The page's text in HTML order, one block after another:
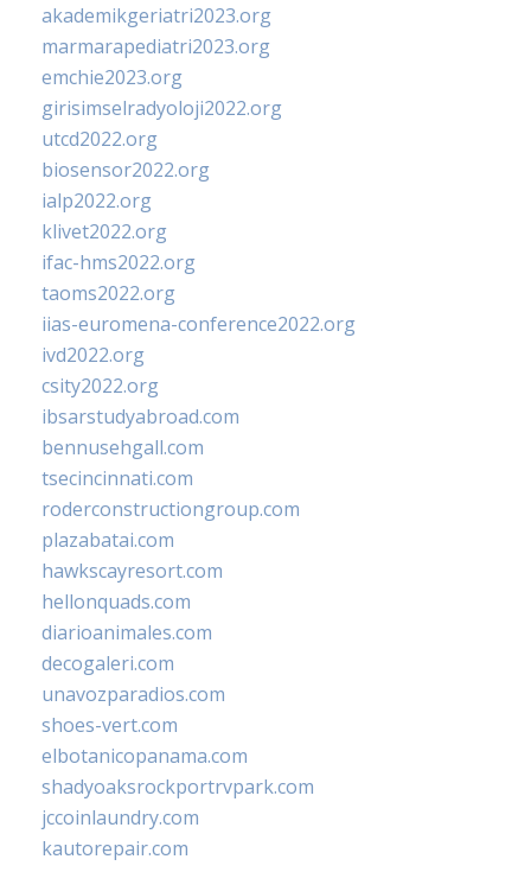
akademikgeriatri2023.org
marmarapediatri2023.org
emchie2023.org
girisimselradyoloji2022.org
utcd2022.org
biosensor2022.org
ialp2022.org
klivet2022.org
ifac-hms2022.org
taoms2022.org
iias-euromena-conference2022.org
ivd2022.org
csity2022.org
ibsarstudyabroad.com
bennusehgall.com
tsecincinnati.com
roderconstructiongroup.com
plazabatai.com
hawkscayresort.com
hellonquads.com
diarioanimales.com
decogaleri.com
unavozparadios.com
shoes-vert.com
elbotanicopanama.com
shadyoaksrockportrvpark.com
jccoinlaundry.com
kautorepair.com